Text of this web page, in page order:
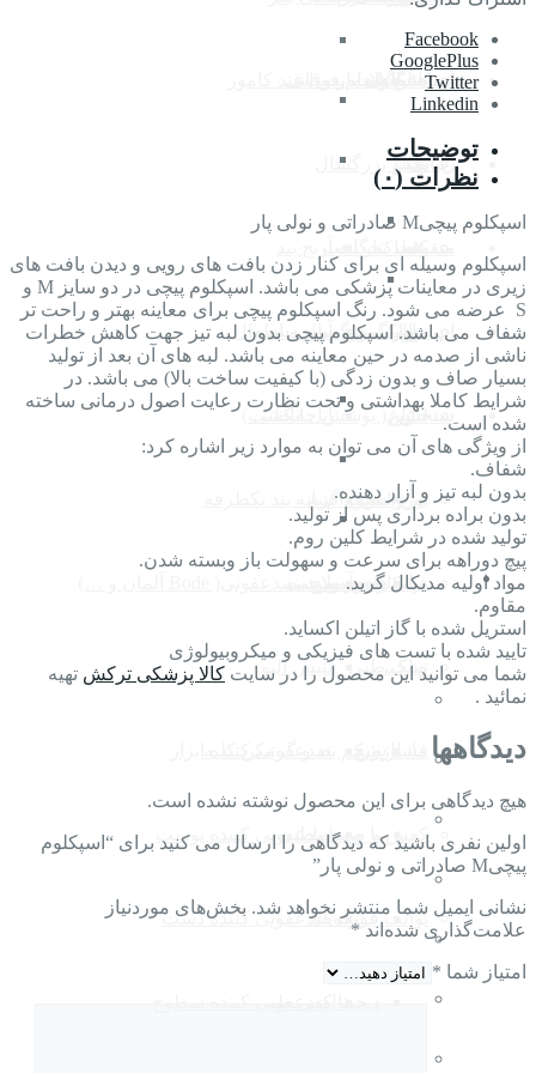
زانوبند
ستون فقرات
پشتی و بالشت های طبی
کمربند
کتف بند و قوزبند
پزشکی خانگی
کیسه آبگرم
محصولات بدون قند کامور
واکر
آویز دست
آتل انگشت
تنیس البو
پا و مچ پا
محصولات بدون قند کامور
واکر
بخور گرم و سرد
بخور گرم
بخور سرد
تشک طبی
کفش و صندل طبی
توالت فرنگی
پاس باند
شیلد بزرگسال
ماسک بزرگسال و اطفال
لباس( پوشش حفاظتی )
محصولات ضدعفونی( Bode آلمان و …)
ضدعفونی کننده پوست
ضدعفونی کننده دست
هتلینگ بیمارستانی
تخت
ترالی
چراغ
اورژانس
برانکارد
ویلچیر
عقربه ای
آزمایشگاهی
زیبایی
فرم استخدام
فیلم های آموزشی
اپ موبایل
سنجش
Facebook
GooglePlus
Twitter
Linkedin
توضیحات
نظرات (۰)
اسپکلوم پیچیM صادراتی و نولی پار
اسپکلوم وسیله ای برای کنار زدن بافت های رویی و دیدن بافت های
زیری در معاینات پزشکی می باشد. اسپکلوم پیچی در دو سایز M و
S عرضه می شود. رنگ اسپکلوم پیچی برای معاینه بهتر و راحت تر
شفاف می باشد. اسپکلوم پیچی بدون لبه تیز جهت کاهش خطرات
ناشی از صدمه در حین معاینه می باشد. لبه های آن بعد از تولید
بسیار صاف و بدون زدگی (با کیفیت ساخت بالا) می باشد. در
شرایط کاملا بهداشتی و تحت نظارت رعایت اصول درمانی ساخته
شده است.
از ویژگی های آن می توان به موارد زیر اشاره کرد:
شفاف.
بدون لبه تیز و آزار دهنده.
بدون براده برداری پس از تولید.
تولید شده در شرایط کلین روم.
پیچ دوراهه برای سرعت و سهولت باز وبسته شدن.
مواد اولیه مدیکال گرید.
مقاوم.
استریل شده با گاز اتیلن اکساید.
تایید شده با تست های فیزیکی و میکروبیولوژی
شما می توانید این محصول را در سایت کالا پزشکی ترکش تهیه
نمائید .
دیدگاهها
هیچ دیدگاهی برای این محصول نوشته نشده است.
اولین نفری باشید که دیدگاهی را ارسال می کنید برای “اسپکلوم
پیچیM صادراتی و نولی پار”
نشانی ایمیل شما منتشر نخواهد شد. بخش‌های موردنیاز
علامت‌گذاری شده‌اند *
امتیاز شما *